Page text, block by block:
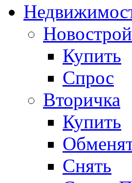
Купить
Спрос
Вторичка
Купить
Снять